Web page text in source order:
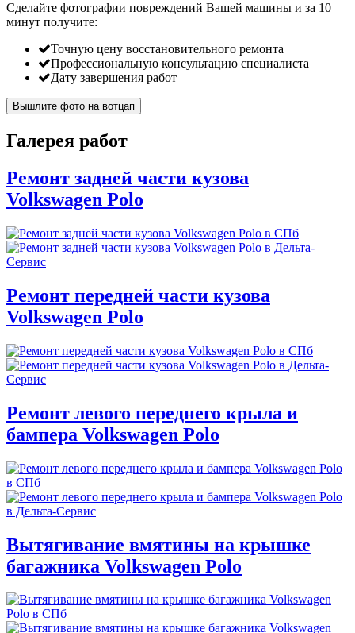
Сделайте фотографии повреждений Вашей машины и за 10
минут получите:
Точную цену восстановительного ремонта
Профессиональную консультацию специалиста
Дату завершения работ
Вышлите фото на вотцап
Галерея работ
Ремонт задней части кузова
Volkswagen Polo
Ремонт передней части кузова
Volkswagen Polo
Ремонт левого переднего крыла и
бампера Volkswagen Polo
Вытягивание вмятины на крышке
багажника Volkswagen Polo